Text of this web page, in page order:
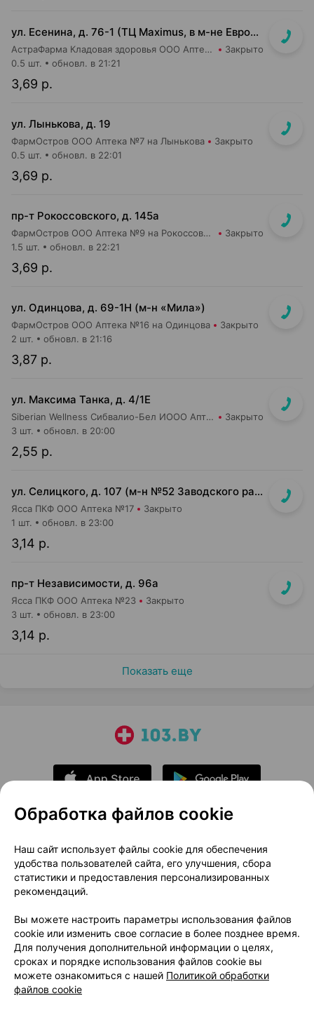
ул. Есенина, д. 76-1 (ТЦ Maximus, в м-не Евроопт Super)
АстраФарма Кладовая здоровья ООО Аптека №9 Закрыто
3,69 р.
0.5 шт. обновл. в 21:21
ул. Лынькова, д. 19
ФармОстров ООО Аптека №7 на Лынькова Закрыто
3,69 р.
0.5 шт. обновл. в 22:01
пр-т Рокоссовского, д. 145а
ФармОстров ООО Аптека №9 на Рокоссовского Закрыто
3,69 р.
1.5 шт. обновл. в 22:21
ул. Одинцова, д. 69-1Н (м-н «Мила»)
ФармОстров ООО Аптека №16 на Одинцова Закрыто
3,87 р.
2 шт. обновл. в 21:16
ул. Максима Танка, д. 4/1Е
Siberian Wellness Сибвалио-Бел ИООО Аптека №1 Закрыто
2,55 р.
3 шт. обновл. в 20:00
ул. Селицкого, д. 107 (м-н №52 Заводского райпищеторга)
Ясса ПКФ ООО Аптека №17 Закрыто
3,14 р.
1 шт. обновл. в 23:00
пр-т Независимости, д. 96а
Ясса ПКФ ООО Аптека №23 Закрыто
3,14 р.
3 шт. обновл. в 23:00
Показать еще
О проекте
Новости проекта
Размещение рекламы
Медицинский маркетинг
Публичный договор
Доставка
Способы оплаты
Вакансии
Партнеры
Написать руководителю 103.by
Написать в поддержку
Персональные настройки Cookie
Обработка файлов cookie
Наш сайт использует файлы cookie для обеспечения
удобства пользователей сайта, его улучшения, сбора
статистики и предоставления персонализированных
рекомендаций.
Вы можете настроить параметры использования файлов
cookie или изменить свое согласие в более позднее время.
Для получения дополнительной информации о целях,
сроках и порядке использования файлов cookie вы
можете ознакомиться с нашей Политикой обработки
файлов cookie